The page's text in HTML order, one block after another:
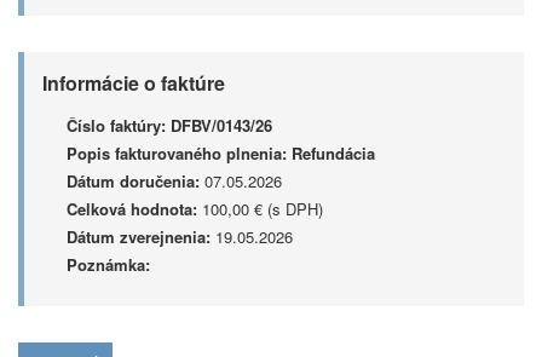
Informácie o faktúre
Číslo faktúry: DFBV/0143/26
Popis fakturovaného plnenia: Refundácia
Dátum doručenia: 07.05.2026
Celková hodnota: 100,00 € (s DPH)
Dátum zverejnenia: 19.05.2026
Poznámka: